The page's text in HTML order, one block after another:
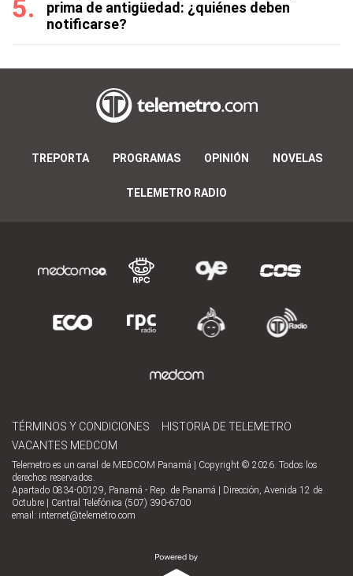
prima de antigüedad: ¿quiénes deben
notificarse?
TREPORTA PROGRAMAS OPINIÓN NOVELAS
TELEMETRO RADIO
TÉRMINOS Y CONDICIONES
HISTORIA DE TELEMETRO
VACANTES MEDCOM
Telemetro es un canal de MEDCOM Panamá | Copyright © 2026. Todos los
derechos reservados.
Apartado 0834-00129, Panamá - Rep. de Panamá | Dirección, Avenida 12 de
Octubre | Central Telefónica (507) 390-6700
email: internet@telemetro.com